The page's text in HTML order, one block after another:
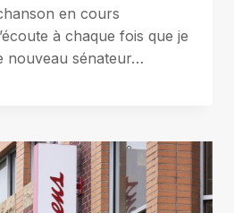
en cours
à chaque fois que je
nouveau sénateur…